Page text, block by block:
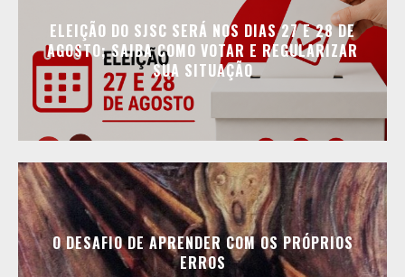
ELEIÇÃO DO SJSC SERÁ NOS DIAS 27 E 28 DE
AGOSTO; SAIBA COMO VOTAR E REGULARIZAR
SUA SITUAÇÃO
O DESAFIO DE APRENDER COM OS PRÓPRIOS
ERROS